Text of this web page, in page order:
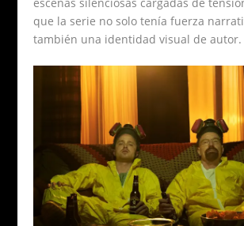
que la serie no solo tenía fuerza
también una identidad visual de autor.